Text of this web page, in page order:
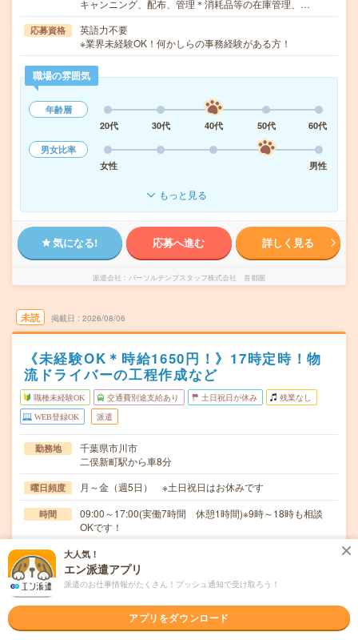
キャンニング、配布、管理＊消耗品等の在庫管理、…
応募資格
英語力不要
※業界未経験OK！何かしらの事務経験がある方！
職場の雰囲気
年齢層
20代
30代 40代 50代
60代
男女比率
女性
男性
もっと見る
気になる! 応募へ進む 詳しく見る
派遣会社 パーソルテンプスタッフ株式会社 首都圏
未読 掲載日 2026/08/06
《未経験OK＊時給1650円！》17時定時！物
流ドライバーの工程作成など
職種未経験OK 交通費別途支給あり 土日祝日が休み 残業なし
WEB登録OK 派遣
勤務地
千葉県市川市
二俣新町駅から車8分
曜日頻度 月～金（週5日） ※土日祝日はお休みです
時間
09:00～17:00(実働7時間 休憩1時間)※9時～18時も相談
OKです！
期間 【急募】即日～長期 ※8月～！
時給 時給1650円 月収例 231,000円
大人気！
エン派遣アプリ
派遣のお仕事情報がたくさん！プッシュ通知で受け取ろう！
アプリをダウンロード